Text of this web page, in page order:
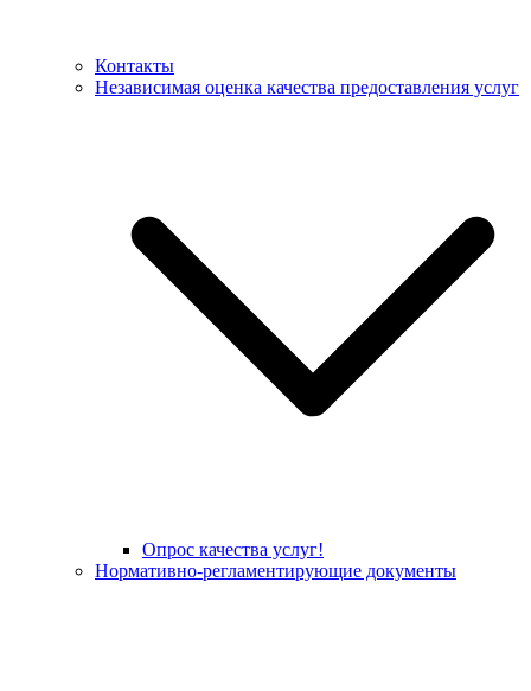
Контакты
Независимая оценка качества предоставления услуг
Опрос качества услуг!
Нормативно-регламентирующие документы